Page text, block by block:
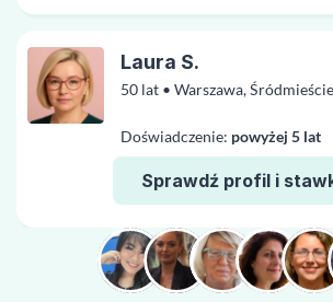
50 lat • Warszawa, Śródmieście
Doświadczenie: powyżej 5 lat
Sprawdź profil i
Laura S.